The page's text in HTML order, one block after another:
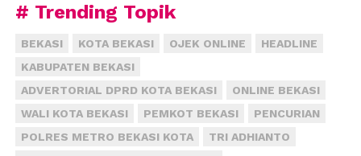
# Trending Topik
BEKASI KOTA BEKASI OJEK ONLINE
HEADLINE
KABUPATEN BEKASI
ADVERTORIAL DPRD KOTA BEKASI
ONLINE BEKASI
WALI KOTA BEKASI
PEMKOT BEKASI
PENCURIAN
POLRES METRO BEKASI KOTA
TRI ADHIANTO